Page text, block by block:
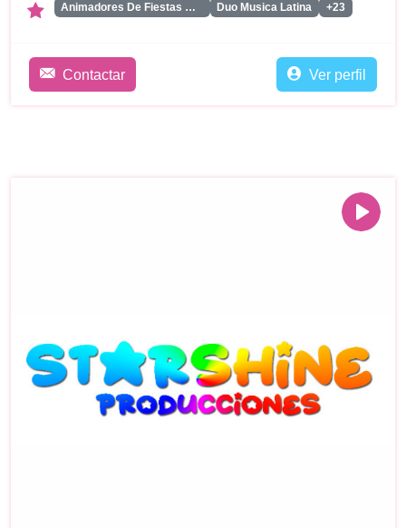
Animadores De Fiestas Para Adultos Duo Musica Latina +23
Contactar Ver perfil